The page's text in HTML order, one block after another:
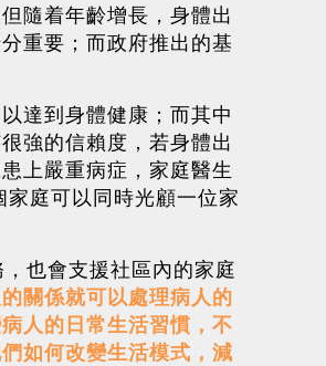
隨着年齡增長，身體出
重要；而政府推出的基
達到身體健康；而其中
強的信賴度，若身體出
上嚴重病症，家庭醫生
庭可以同時光顧一位家
也會支援社區內的家庭
關係就可以處理病人的
人的日常生活習慣，不
如何改變生活模式，減